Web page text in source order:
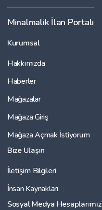
Minalmalik İlan Portalı
Kurumsal
Hakkımızda
Haberler
Mağazalar
Mağaza Giriş
Mağaza Açmak İstiyorum
Bize Ulaşın
İletişim Bilgileri
İnsan Kaynakları
Sosyal Medya Hesaplarımız